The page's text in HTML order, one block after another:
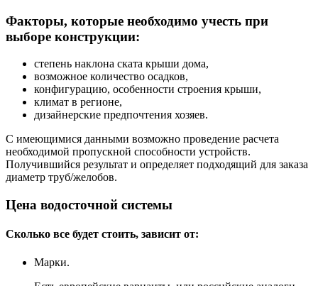
Факторы, которые необходимо учесть при
выборе конструкции:
степень наклона ската крыши дома,
возможное количество осадков,
конфигурацию, особенности строения крыши,
климат в регионе,
дизайнерские предпочтения хозяев.
С имеющимися данными возможно проведение расчета
необходимой пропускной способности устройств.
Получившийся результат и определяет подходящий для заказа
диаметр труб/желобов.
Цена водосточной системы
Сколько все будет стоить, зависит от:
Марки.